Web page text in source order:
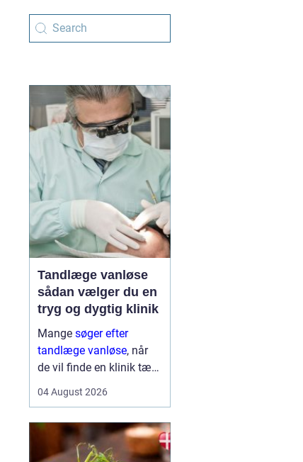
Tandlæge vanløse
sådan vælger du en
tryg og dygtig klinik
Mange søger efter
tandlæge vanløse, når
de vil finde en klinik tæt
fagligt stærk og god til
flere handler valget ikke
kun om pris og
04 August 2026